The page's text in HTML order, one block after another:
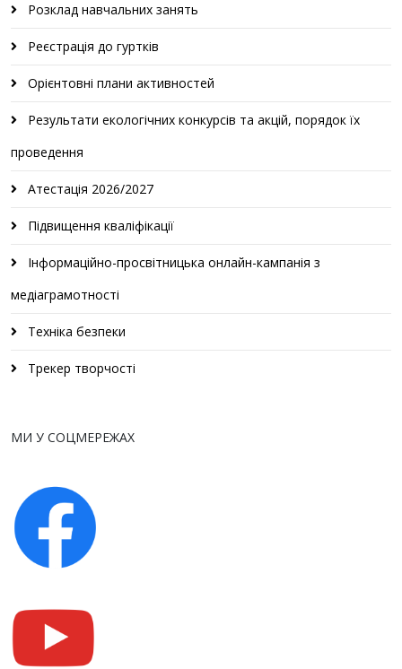
Розклад навчальних занять
Реєстрація до гуртків
Орієнтовні плани активностей
Результати екологічних конкурсів та акцій, порядок їх
проведення
Атестація 2026/2027
Підвищення кваліфікації
Інформаційно-просвітницька онлайн-кампанія з
медіаграмотності
Техніка безпеки
Трекер творчості
МИ У СОЦМЕРЕЖАХ